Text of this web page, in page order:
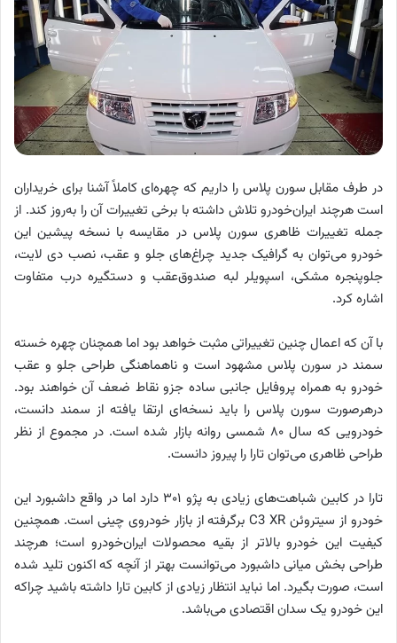
در طرف مقابل سورن پلاس را داریم که چهره‌ای کاملاً آشنا برای خریداران
است هرچند ایران‌خودرو تلاش داشته با برخی تغییرات آن را به‌روز کند. از
جمله تغییرات ظاهری سورن پلاس در مقایسه با نسخه پیشین این
خودرو می‌توان به گرافیک جدید چراغ‌های جلو و عقب، نصب دی لایت،
جلوپنجره مشکی، اسپویلر لبه صندوق‌عقب و دستگیره درب متفاوت
اشاره کرد.
با آن که اعمال چنین تغییراتی مثبت خواهد بود اما همچنان چهره خسته
سمند در سورن پلاس مشهود است و ناهماهنگی طراحی جلو و عقب
خودرو به همراه پروفایل جانبی ساده جزو نقاط ضعف آن خواهند بود.
درهرصورت سورن پلاس را باید نسخه‌ای ارتقا یافته از سمند دانست،
خودرویی که سال ۸۰ شمسی روانه بازار شده است. در مجموع از نظر
طراحی ظاهری می‌توان تارا را پیروز دانست.
تارا در کابین شباهت‌های زیادی به پژو ۳۰۱ دارد اما در واقع داشبورد این
خودرو از سیتروئن C3 XR برگرفته از بازار خودروی چینی است. همچنین
کیفیت این خودرو بالاتر از بقیه محصولات ایران‌خودرو است؛ هرچند
طراحی بخش میانی داشبورد می‌توانست بهتر از آنچه که اکنون تلید شده
است، صورت بگیرد. اما نباید انتظار زیادی از کابین تارا داشته باشید چراکه
این خودرو یک سدان اقتصادی می‌باشد.